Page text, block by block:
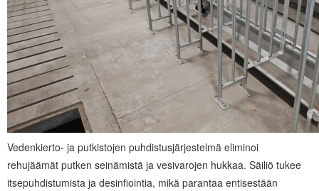
Vedenkierto- ja putkistojen puhdistusjärjestelmä eliminoi
rehujäämät putken seinämistä ja vesivarojen hukkaa. Säiliö tukee
itsepuhdistumista ja desinfiointia, mikä parantaa entisestään